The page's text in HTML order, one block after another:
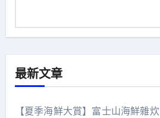
最新文章
【夏季海鮮大賞】富士山海鮮雜炊